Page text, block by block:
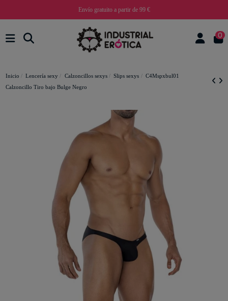
Envío gratuito a partir de 99 €
0
Inicio Lencería sexy Calzoncillos sexys Slips sexys
C4Mspxbul01
Calzoncillo Tiro bajo Bulge Negro